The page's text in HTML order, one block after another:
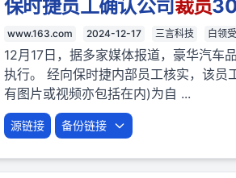
保时捷员工确认公司裁员
www.163.com 2024-12-17 三言科技 白领
12月17日，据多家媒体报道，豪华汽车
执行。 经向保时捷内部员工核实，该员
有图片或视频亦包括在内)为自 ...
源链接 备份链接